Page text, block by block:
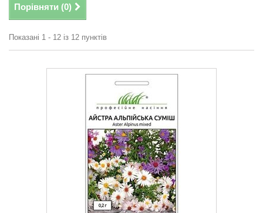
Порівняти (0)
Показані 1 - 12 із 12 пунктів